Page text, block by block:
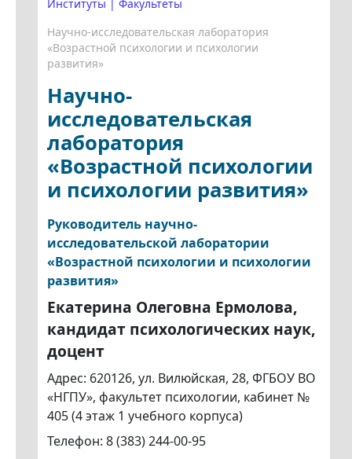
Институты | Факультеты
Научно-исследовательская лаборатория
«Возрастной психологии и психологии
развития»
Научно-
исследовательская
лаборатория
«Возрастной психологии
и психологии развития»
Руководитель научно-
исследовательской лаборатории
«Возрастной психологии и психологии
развития»
Екатерина Олеговна Ермолова,
кандидат психологических наук,
доцент
Адрес: 620126, ул. Вилюйская, 28, ФГБОУ ВО
«НГПУ», факультет психологии, кабинет №
405 (4 этаж 1 учебного корпуса)
Телефон: 8 (383) 244-00-95